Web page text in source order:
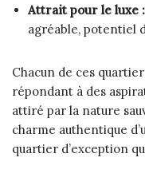
Attrait pour le luxe :
agréable, potentiel
Chacun de ces
répondant à des
attiré par la nature
charme authentique
quartier d’exception